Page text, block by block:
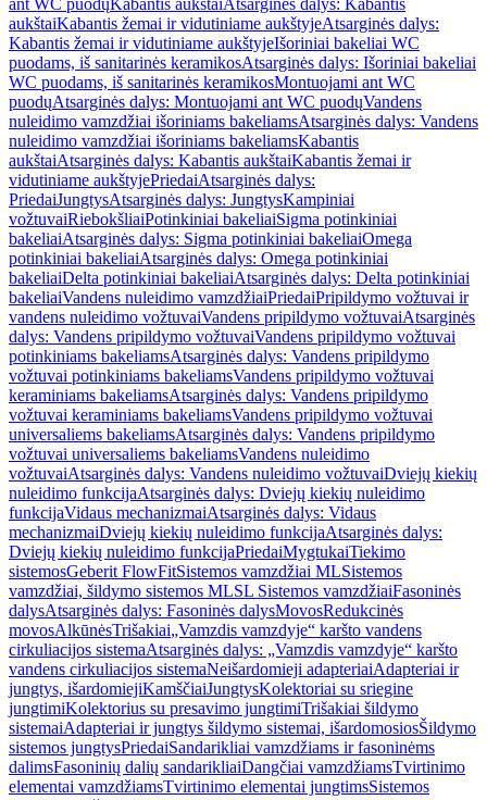
ant WC puodųKabantis aukštaiAtsarginės dalys: Kabantis
aukštaiKabantis žemai ir vidutiniame aukštyjeAtsarginės dalys:
Kabantis žemai ir vidutiniame aukštyjeIšoriniai bakeliai WC
puodams, iš sanitarinės keramikosAtsarginės dalys: Išoriniai bakeliai
WC puodams, iš sanitarinės keramikosMontuojami ant WC
puodųAtsarginės dalys: Montuojami ant WC puodųVandens
nuleidimo vamzdžiai išoriniams bakeliamsAtsarginės dalys: Vandens
nuleidimo vamzdžiai išoriniams bakeliamsKabantis
aukštaiAtsarginės dalys: Kabantis aukštaiKabantis žemai ir
vidutiniame aukštyjePriedaiAtsarginės dalys:
PriedaiJungtysAtsarginės dalys: JungtysKampiniai
vožtuvaiRiebokšliaiPotinkiniai bakeliaiSigma potinkiniai
bakeliaiAtsarginės dalys: Sigma potinkiniai bakeliaiOmega
potinkiniai bakeliaiAtsarginės dalys: Omega potinkiniai
bakeliaiDelta potinkiniai bakeliaiAtsarginės dalys: Delta potinkiniai
bakeliaiVandens nuleidimo vamzdžiaiPriedaiPripildymo vožtuvai ir
vandens nuleidimo vožtuvaiVandens pripildymo vožtuvaiAtsarginės
dalys: Vandens pripildymo vožtuvaiVandens pripildymo vožtuvai
potinkiniams bakeliamsAtsarginės dalys: Vandens pripildymo
vožtuvai potinkiniams bakeliamsVandens pripildymo vožtuvai
keraminiams bakeliamsAtsarginės dalys: Vandens pripildymo
vožtuvai keraminiams bakeliamsVandens pripildymo vožtuvai
universaliems bakeliamsAtsarginės dalys: Vandens pripildymo
vožtuvai universaliems bakeliamsVandens nuleidimo
vožtuvaiAtsarginės dalys: Vandens nuleidimo vožtuvaiDviejų kiekių
nuleidimo funkcijaAtsarginės dalys: Dviejų kiekių nuleidimo
funkcijaVidaus mechanizmaiAtsarginės dalys: Vidaus
mechanizmaiDviejų kiekių nuleidimo funkcijaAtsarginės dalys:
Dviejų kiekių nuleidimo funkcijaPriedaiMygtukaiTiekimo
sistemosGeberit FlowFitSistemos vamzdžiai MLSistemos
vamzdžiai, šildymo sistemos MLSL Sistemos vamzdžiaiFasoninės
dalysAtsarginės dalys: Fasoninės dalysMovosRedukcinės
movosAlkūnėsTrišakiai„Vamzdis vamzdyje“ karšto vandens
cirkuliacijos sistemaAtsarginės dalys: „Vamzdis vamzdyje“ karšto
vandens cirkuliacijos sistemaNeišardomieji adapteriaiAdapteriai ir
jungtys, išardomiejiKamščiaiJungtysKolektoriai su sriegine
jungtimiKolektorius su presavimo jungtimiTrišakiai šildymo
sistemaiAdapteriai ir jungtys šildymo sistemai, išardomosiosŠildymo
sistemos jungtysPriedaiSandarikliai vamzdžiams ir fasoninėms
dalimsFasoninių dalių sandarikliaiDangčiai vamzdžiamsTvirtinimo
elementai vamzdžiamsTvirtinimo elementai jungtimsSistemos